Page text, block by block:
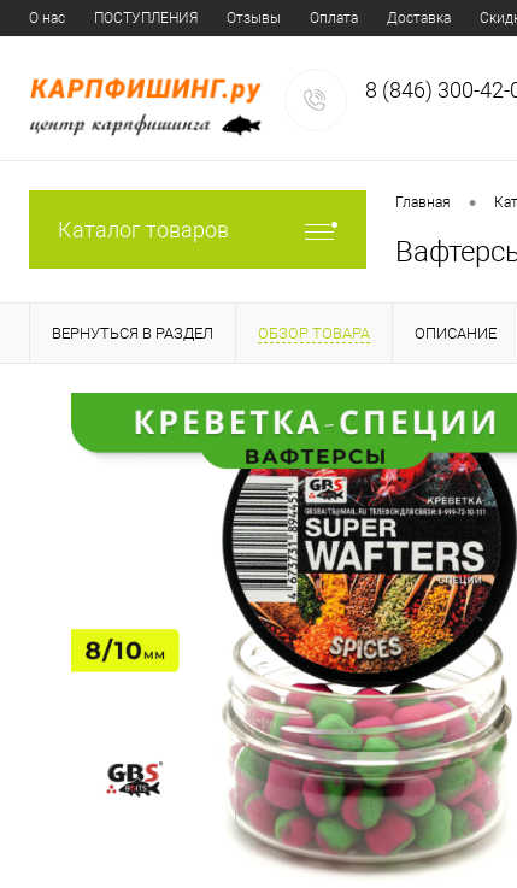
О нас ПОСТУПЛЕНИЯ Отзывы Оплата Доставка
8 (846) 300-42-
Каталог товаров
Главная •
ВЕРНУТЬСЯ В РАЗДЕЛ ОБЗОР ТОВАРА ОПИСАНИЕ